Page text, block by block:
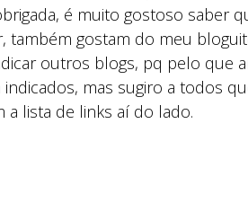
é muito gostoso saber
também gostam do meu
outros blogs, pq pelo que
mas sugiro a todos
a lista de links aí do lado.